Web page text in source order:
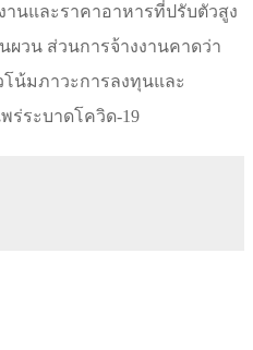
านและราคาอาหารที่ปรับตัวสูง
วน ส่วนการจ้างงานคาดว่า
โน้มภาวะการลงทุนและ
ร่ระบาดโควิด-19